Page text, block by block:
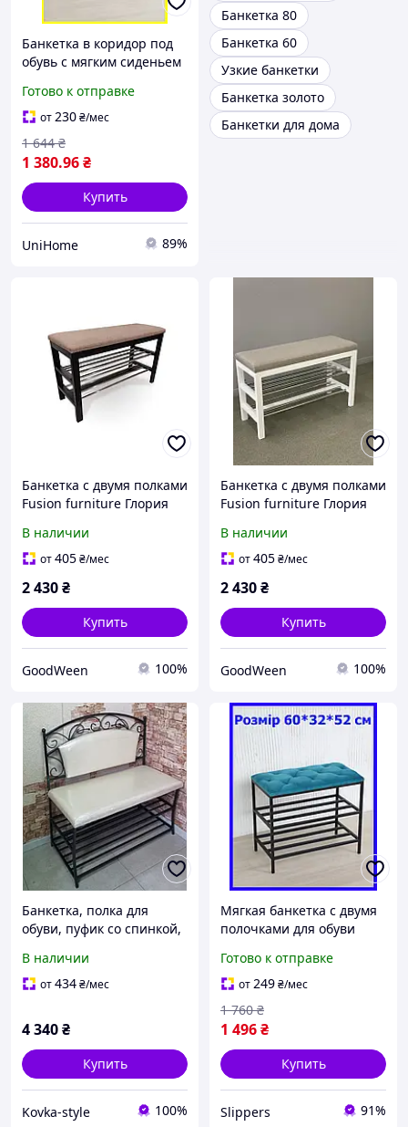
Банкетка в коридор под
обувь с мягким сиденьем
60*32*52 см изумрудная,
полка для обуви
Готово к отправке
от230₴/мес
1 380.96₴
1 644 ₴
Купить
UniHome 89%
Банкетка 80
Банкетка 60
Узкие банкетки
Банкетка золото
Банкетки для дома
Банкетка с двумя полками
Fusion furniture Глория
В наличии
от405₴/мес
2 430₴
Купить
GoodWeen 100%
Банкетка с двумя полками
Fusion furniture Глория
В наличии
от405₴/мес
2 430₴
Купить
GoodWeen 100%
Банкетка, полка для
обуви, пуфик со спинкой,
полочка с мягким
сиденьем ЛАДА (две
В наличии
от434₴/мес
4 340₴
Купить
Kovka-style 100%
Мягкая банкетка с двумя
полочками для обуви
пуф лавка для обуви в
прихожую лофт
Готово к отправке
от249₴/мес
1 496₴
1 760 ₴
Купить
Slippers 91%